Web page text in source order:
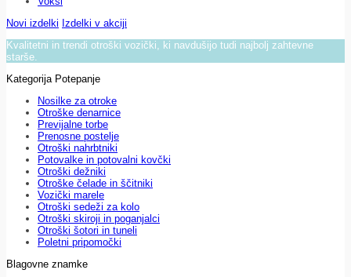
Novi izdelki Izdelki v akciji
Kvalitetni in trendi otroški vozički, ki navdušijo tudi najbolj zahtevne
starše.
Kategorija Potepanje
Nosilke za otroke
Otroške denarnice
Previjalne torbe
Prenosne postelje
Otroški nahrbtniki
Potovalke in potovalni kovčki
Otroški dežniki
Otroške čelade in ščitniki
Vozički marele
Otroški sedeži za kolo
Otroški skiroji in poganjalci
Otroški šotori in tuneli
Poletni pripomočki
Blagovne znamke